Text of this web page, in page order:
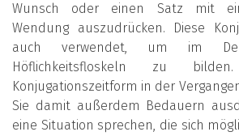
Wunsch oder einen Satz mit
Wendung auszudrücken. Diese
auch verwendet, um im
Höflichkeitsfloskeln zu
Konjugationszeitform in der
Sie damit außerdem Bedauern
eine Situation sprechen, die sich